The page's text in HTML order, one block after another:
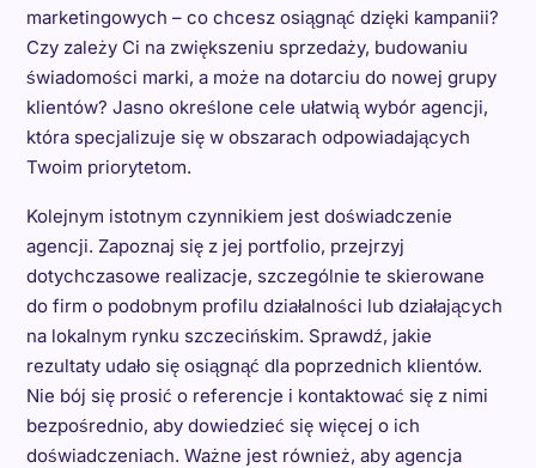
marketingowych – co chcesz osiągnąć dzięki kampanii?
Czy zależy Ci na zwiększeniu sprzedaży, budowaniu
świadomości marki, a może na dotarciu do nowej grupy
klientów? Jasno określone cele ułatwią wybór agencji,
która specjalizuje się w obszarach odpowiadających
Twoim priorytetom.
Kolejnym istotnym czynnikiem jest doświadczenie
agencji. Zapoznaj się z jej portfolio, przejrzyj
dotychczasowe realizacje, szczególnie te skierowane
do firm o podobnym profilu działalności lub działających
na lokalnym rynku szczecińskim. Sprawdź, jakie
rezultaty udało się osiągnąć dla poprzednich klientów.
Nie bój się prosić o referencje i kontaktować się z nimi
bezpośrednio, aby dowiedzieć się więcej o ich
doświadczeniach. Ważne jest również, aby agencja